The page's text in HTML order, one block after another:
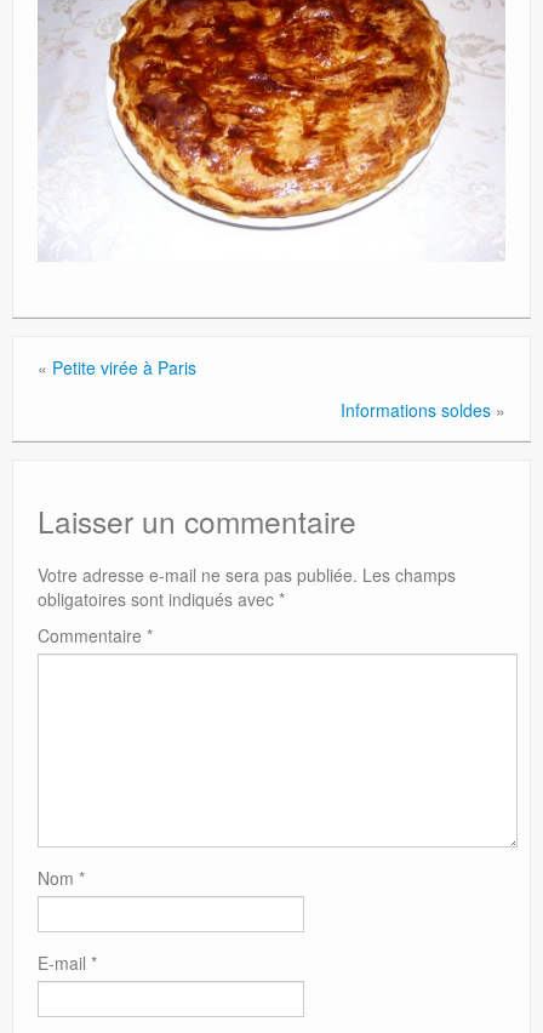
« Petite virée à Paris
Informations soldes »
Laisser un commentaire
Votre adresse e-mail ne sera pas publiée. Les champs
obligatoires sont indiqués avec *
Commentaire *
Nom *
E-mail *